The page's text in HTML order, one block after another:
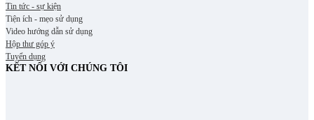
Tin tức - sự kiện
Tiện ích - mẹo sử dụng
Video hướng dẫn sử dụng
Hộp thư góp ý
Tuyển dụng
KẾT NỐI VỚI CHÚNG TÔI